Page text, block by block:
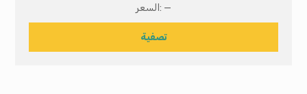
تصفية
السعر: —